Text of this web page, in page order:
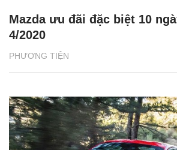
PHƯƠNG TIỆN
Mazda ưu đãi đặc biệt 10
4/2020